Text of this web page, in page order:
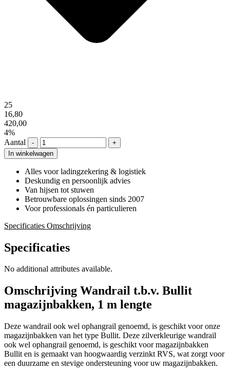
25
16,80
420,00
4%
Aantal
-
+
In winkelwagen
Alles voor ladingzekering & logistiek
Deskundig en persoonlijk advies
Van hijsen tot stuwen
Betrouwbare oplossingen sinds 2007
Voor professionals én particulieren
Specificaties Omschrijving
Specificaties
No additional attributes available.
Omschrijving Wandrail t.b.v. Bullit
magazijnbakken, 1 m lengte
Deze wandrail ook wel ophangrail genoemd, is geschikt voor onze
magazijnbakken van het type Bullit. Deze zilverkleurige wandrail
ook wel ophangrail genoemd, is geschikt voor magazijnbakken
Bullit en is gemaakt van hoogwaardig verzinkt RVS, wat zorgt voor
een duurzame en stevige ondersteuning voor uw magazijnbakken.